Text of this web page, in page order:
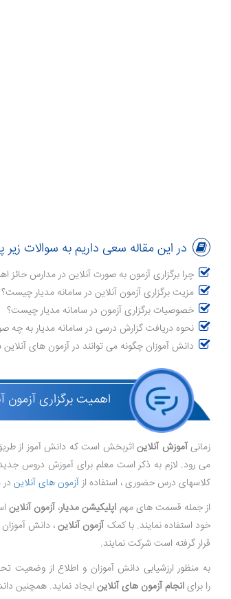
در این مقاله سعی داریم به سوالات
چرا برگزاری آزمون به صورت آنلاین در مدارس حائز
مزیت برگزاری آزمون آنلاین در سامانه مدیار چیست؟
خصوصیات برگزاری آزمون در سامانه مدیار چیست؟
نحوه دریافت گزارش درسی در سامانه مدیار به چه
دانش آموزان چگونه می توانند در آزمون های
اهمیت برگزاری آزمون
زمانیآموزش آنلایناثربخش است که دانش آموز از
می رود. لازم به ذکر است معلم برای آموزش دروس جدید
کلاسهای درس حضوری ، استفاده ازآزمون های آنلاین
از جمله قسمت های مهم اپلیکیشن مدیار، آزمون آنلاین
خود استفاده نمایند. با کمک آزمون آنلاین، دانش آموزان
قرار گرفته است شرکت نمایند.
به منظور ارزشیابی دانش آموزان و اطلاع از وضعیت
را برایانجام آزمون های آنلاین ایجاد نماید. همچنین